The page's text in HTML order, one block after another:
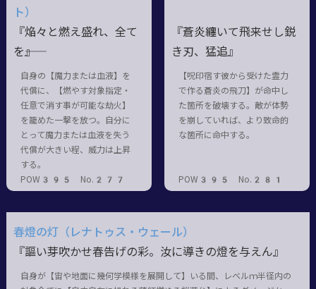
ト）
『焔々と燃え盛れ、全て
を――』
自身の【魔力または血液】を
代償に、【燃やす対象指定・
任意で消す事が可能な劫火】
を籠めた一撃を放つ。自分に
とって魔力または血液を失う
代償が大きい程、威力は上昇
する。
POW395 No.277
『蒼炎纏いて飛来せし鋭
き刃、猛追』
【呪印宿す彼から受けた霊力
で作る蒼炎の飛刀】が命中し
た箇所を破壊する。敵が体勢
を崩していれば、より致命的
な箇所に命中する。
POW395 No.281
春燈の灯（レナトゥス・ウェール）
『謳い芽吹かせ春告げの彩。汝に導きの燈を与えん』
自身が【宙や地面に幾何学模様を展開して】いる間、レベルｍ半径内の